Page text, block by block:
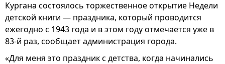
Кургана состоялось торжественное открытие Недели
детской книги — праздника, который проводится
ежегодно с 1943 года и в этом году отмечается уже в
83-й раз, сообщает администрация города.
«Для меня это праздник с детства, когда начинались